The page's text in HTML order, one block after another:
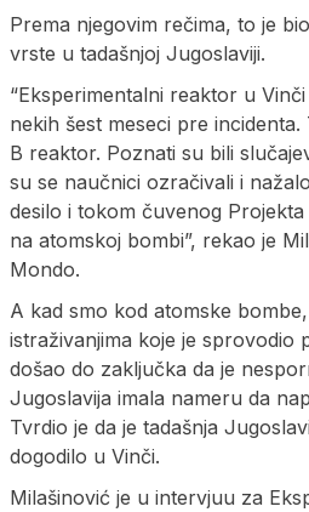
Prema njegovim rečima, to je
vrste u tadašnjoj Jugoslaviji.
“Eksperimentalni reaktor u
nekih šest meseci pre
B reaktor. Poznati su bili
su se naučnici ozračivali i
desilo i tokom čuvenog Projekta
na atomskoj bombi”, rekao je
Mondo.
A kad smo kod atomske
istraživanjima koje je sprovodio
došao do zaključka da je
Jugoslavija imala nameru da
Tvrdio je da je tadašnja
dogodilo u Vinči.
Milašinović je u intervjuu za